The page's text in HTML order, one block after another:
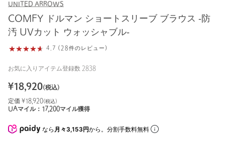
UNITED ARROWS
COMFY ドルマン ショートスリーブ ブラウス ‐防
汚 UVカット ウォッシャブル‐
4.7 (28件のレビュー)
お気に入りアイテム登録数 2838
¥18,920(税込)
定価 ¥18,920(税込)
UAマイル： 17,200マイル獲得
なら 月々3,153円から。分割手数料無料